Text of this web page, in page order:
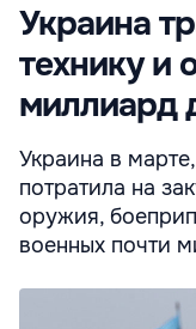
Украина
технику и
миллиард
Украина в
потратила на
оружия,
военных почти